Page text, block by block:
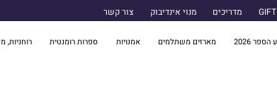
מדריכים מנוי אינדיבוק צור קשר
2026 מארזים משתלמים אמנויות ספרות רומנטית רוחניות,